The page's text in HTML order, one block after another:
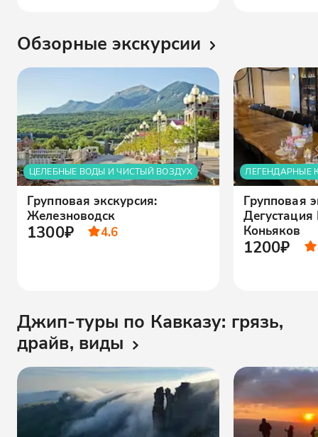
Обзорные экскурсии
ЦЕЛЕБНЫЕ ВОДЫ И ЧИСТЫЙ ВОЗДУХ
Групповая экскурсия:
Железноводск
1300₽ 4.6
ЛЕГЕНДАРНЫЕ
Групповая
Дегустация
Коньяков
1200₽
Джип-туры по Кавказу: грязь,
драйв, виды